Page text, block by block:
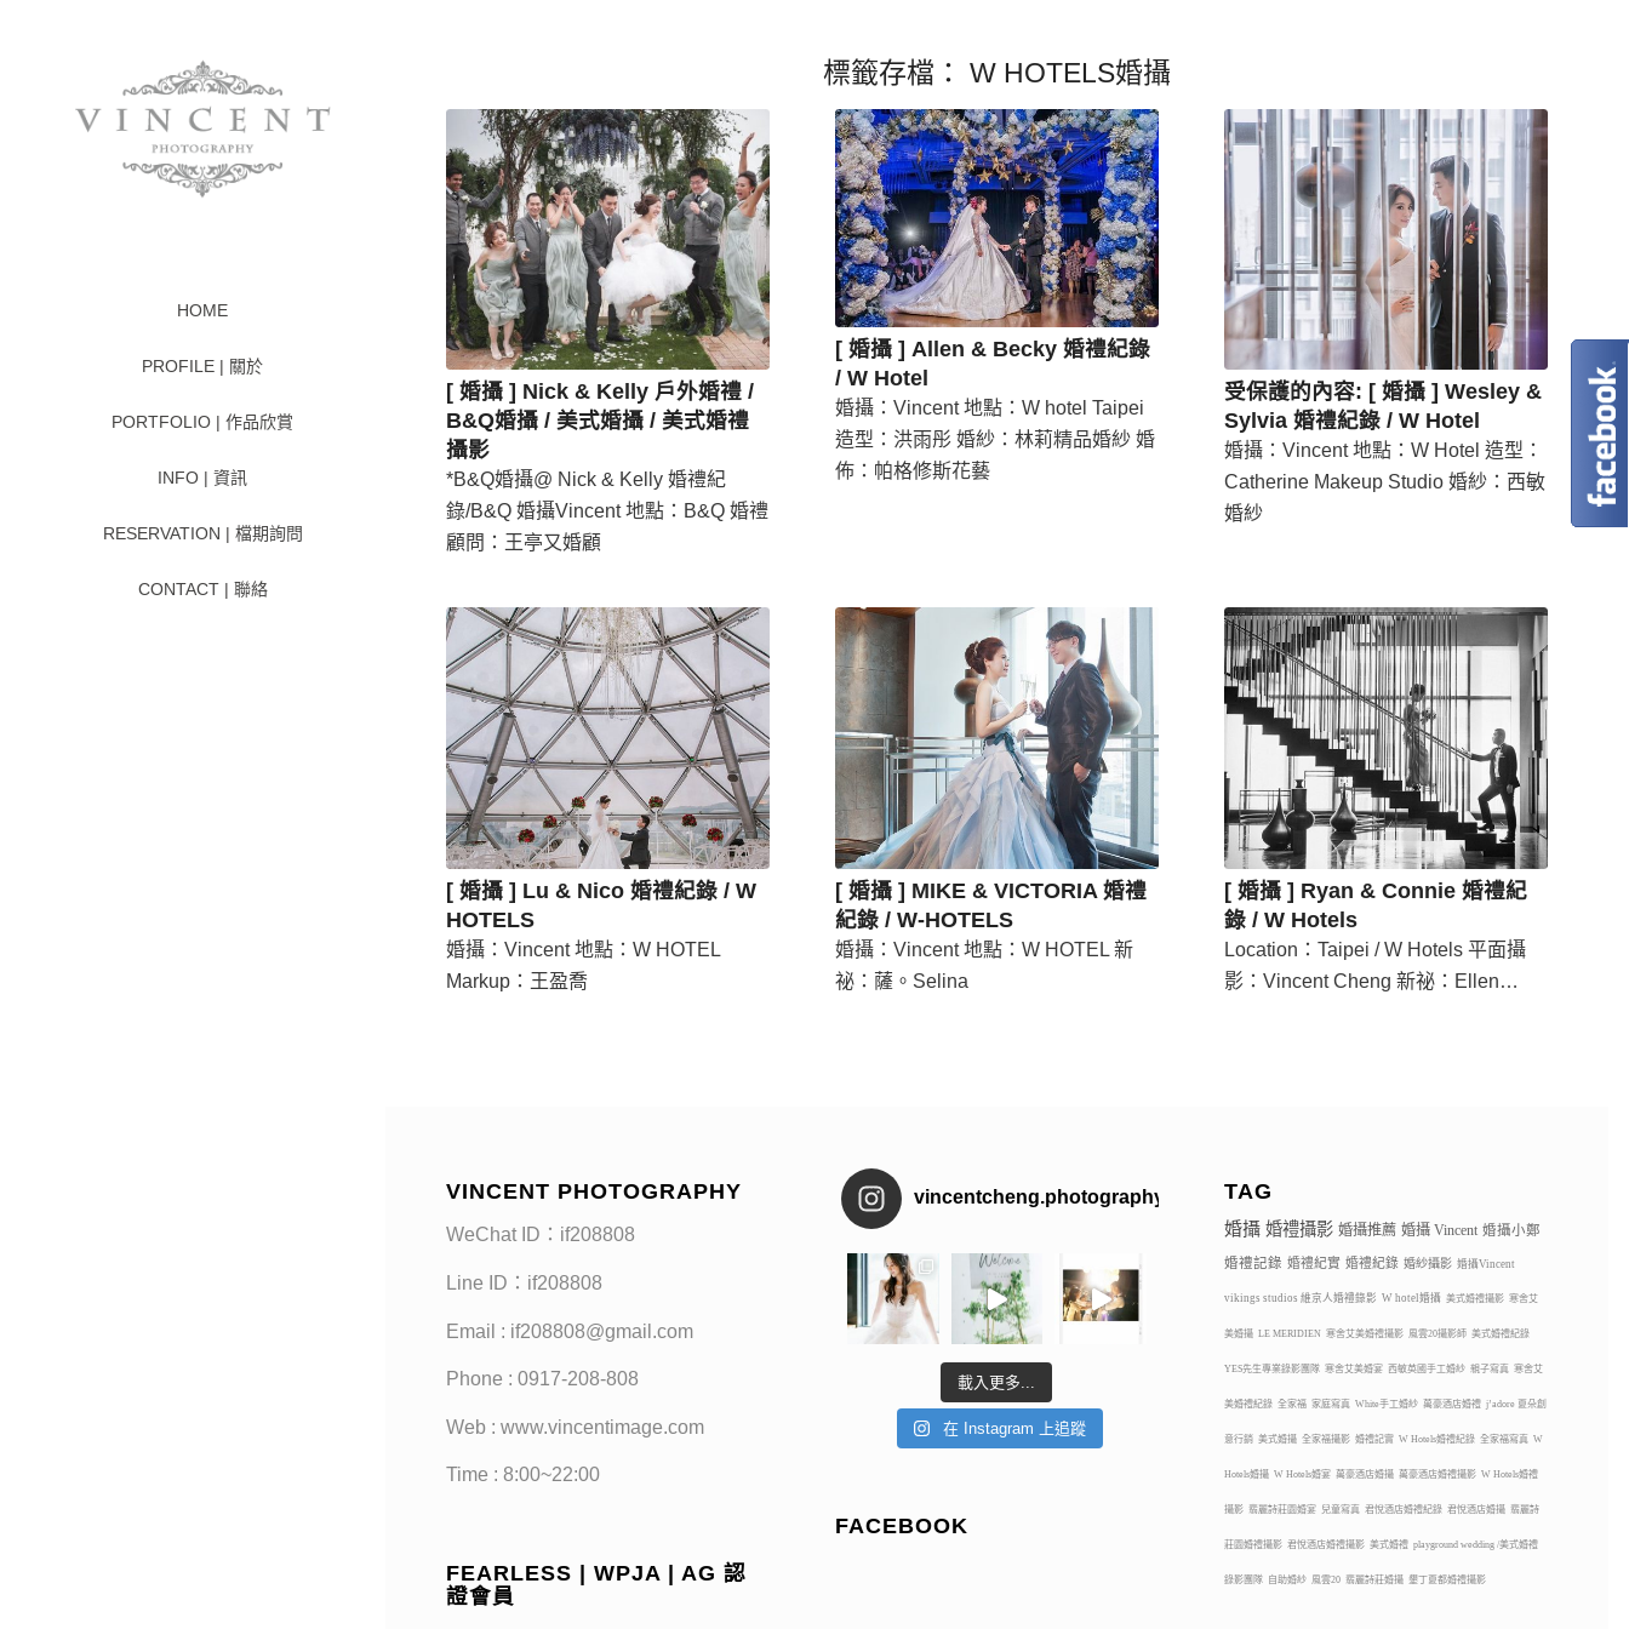
HOME
PROFILE | 關於
PORTFOLIO | 作品欣賞
INFO | 資訊
RESERVATION | 檔期詢問
CONTACT | 聯絡
標籤存檔： W HOTELS婚攝
[ 婚攝 ] Nick & Kelly 戶外婚禮 /
B&Q婚攝 / 美式婚攝 / 美式婚禮
攝影
*B&Q婚攝@ Nick & Kelly 婚禮紀
錄/B&Q 婚攝Vincent 地點：B&Q 婚禮
顧問：王亭又婚顧
[ 婚攝 ] Allen & Becky 婚禮紀錄
/ W Hotel
婚攝：Vincent 地點：W hotel Taipei
造型：洪雨彤 婚紗：林莉精品婚紗 婚
佈：帕格修斯花藝
受保護的內容: [ 婚攝 ] Wesley &
Sylvia 婚禮紀錄 / W Hotel
婚攝：Vincent 地點：W Hotel 造型：
Catherine Makeup Studio 婚紗：西敏
婚紗
[ 婚攝 ] Lu & Nico 婚禮紀錄 / W
HOTELS
婚攝：Vincent 地點：W HOTEL
Markup：王盈喬
[ 婚攝 ] MIKE & VICTORIA 婚禮
紀錄 / W-HOTELS
婚攝：Vincent 地點：W HOTEL 新
祕：薩。Selina
[ 婚攝 ] Ryan & Connie 婚禮紀
錄 / W Hotels
Location：Taipei / W Hotels 平面攝
影：Vincent Cheng 新祕：Ellen…
VINCENT PHOTOGRAPHY
WeChat ID：if208808
Line ID：if208808
Email : if208808@gmail.com
Phone : 0917-208-808
Web : www.vincentimage.com
Time : 8:00~22:00
FEARLESS | WPJA | AG 認
證會員
vincentcheng.photography
載入更多...
在 Instagram 上追蹤
FACEBOOK
TAG
婚攝 婚禮攝影 婚攝推薦 婚攝 Vincent 婚攝小鄭
婚禮記錄 婚禮紀實 婚禮紀錄 婚紗攝影 婚攝Vincent
vikings studios 維京人婚禮錄影 W hotel婚攝 美式婚禮攝影 寒舍艾
美婚攝 LE MERIDIEN 寒舍艾美婚禮攝影 風雲20攝影師 美式婚禮紀錄
YES先生專業錄影團隊 寒舍艾美婚宴 西敏英國手工婚紗 親子寫真 寒舍艾
美婚禮紀錄 全家福 家庭寫真 White手工婚紗 萬豪酒店婚禮 j’adore 夏朵創
意行銷 美式婚攝 全家福攝影 婚禮記實 W Hotels婚禮紀錄 全家福寫真 W
Hotels婚攝 W Hotels婚宴 萬豪酒店婚攝 萬豪酒店婚禮攝影 W Hotels婚禮
攝影 翡麗詩莊園婚宴 兒童寫真 君悅酒店婚禮紀錄 君悅酒店婚攝 翡麗詩
莊園婚禮攝影 君悅酒店婚禮攝影 美式婚禮 playground wedding /美式婚禮
錄影團隊 自助婚紗 風雲20 翡麗詩莊婚攝 墾丁夏都婚禮攝影